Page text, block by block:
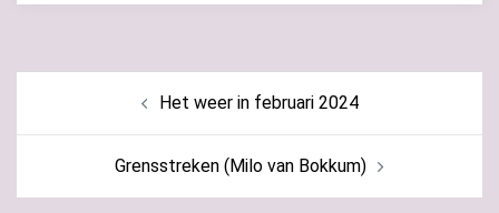
Het weer in februari 2024
Grensstreken (Milo van Bokkum)